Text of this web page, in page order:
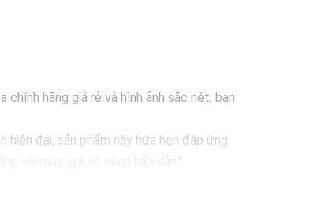
hãng giá rẻ và hình ảnh sắc nét, bạn
đại, sản phẩm này hứa hẹn đáp ứng